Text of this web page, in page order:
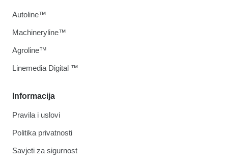
Informacija
Pravila i uslovi
Politika privatnosti
Savjeti za sigurnost
Autoline™
Machineryline™
Agroline™
Linemedia Digital ™